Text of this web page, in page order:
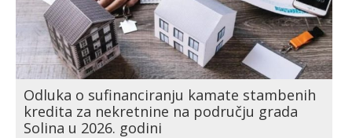
Odluka o sufinanciranju kamate stambenih
kredita za nekretnine na području grada
Solina u 2026. godini